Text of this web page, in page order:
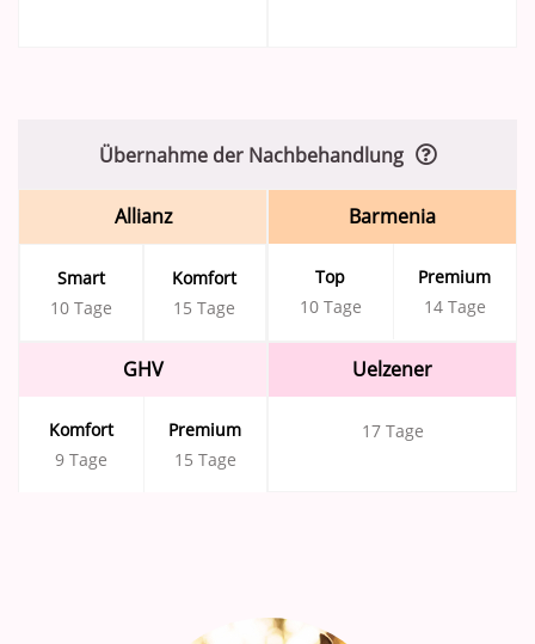
Übernahme der Nachbehandlung
Allianz
Smart
10 Tage
Komfort
15 Tage
Barmenia
Top
10 Tage
Premium
14 Tage
GHV
Komfort
9 Tage
Premium
15 Tage
Uelzener
17 Tage